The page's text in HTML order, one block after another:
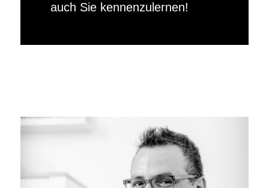
auch Sie kennenzulernen!